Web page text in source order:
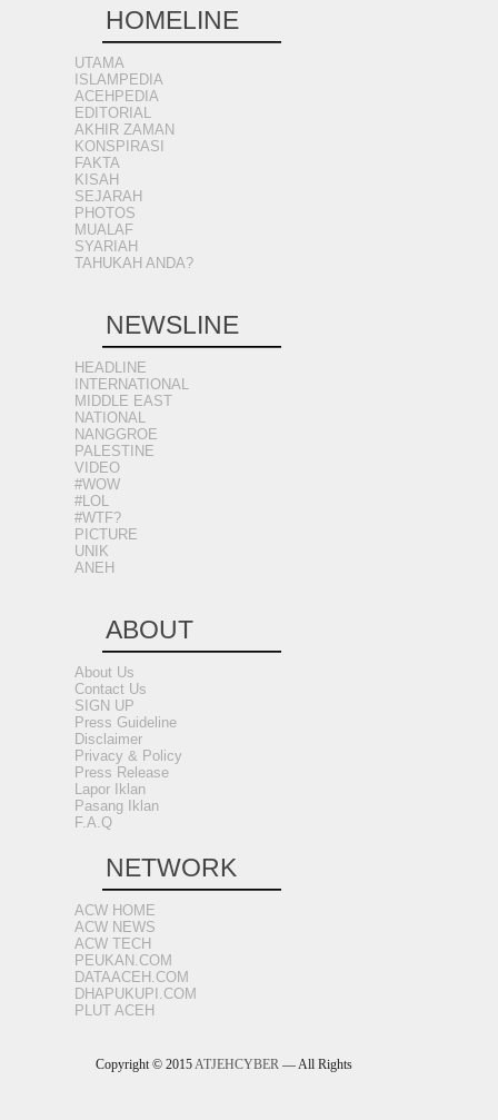
HOMELINE
UTAMA
ISLAMPEDIA
ACEHPEDIA
EDITORIAL
AKHIR ZAMAN
KONSPIRASI
FAKTA
KISAH
SEJARAH
PHOTOS
MUALAF
SYARIAH
TAHUKAH ANDA?
NEWSLINE
HEADLINE
INTERNATIONAL
MIDDLE EAST
NATIONAL
NANGGROE
PALESTINE
VIDEO
#WOW
#LOL
#WTF?
PICTURE
UNIK
ANEH
ABOUT
About Us
Contact Us
SIGN UP
Press Guideline
Disclaimer
Privacy & Policy
Press Release
Lapor Iklan
Pasang Iklan
F.A.Q
NETWORK
ACW HOME
ACW NEWS
ACW TECH
PEUKAN.COM
DATAACEH.COM
DHAPUKUPI.COM
PLUT ACEH
Copyright © 2015 ATJEHCYBER — All Rights